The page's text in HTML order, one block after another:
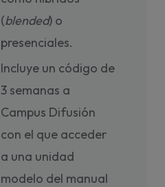
(blended) o
presenciales.
Incluye un código de
3 semanas a
Campus Difusión
con el que acceder
a una unidad
modelo del manual